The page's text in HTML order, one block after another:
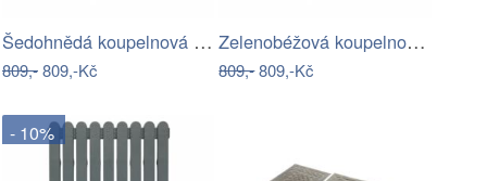
Šedohnědá koupelnová předložka 80x50 cm…
809,-809,-Kč
Zelenobéžová koupelnová předložka 80x50…
809,-809,-Kč
- 10%